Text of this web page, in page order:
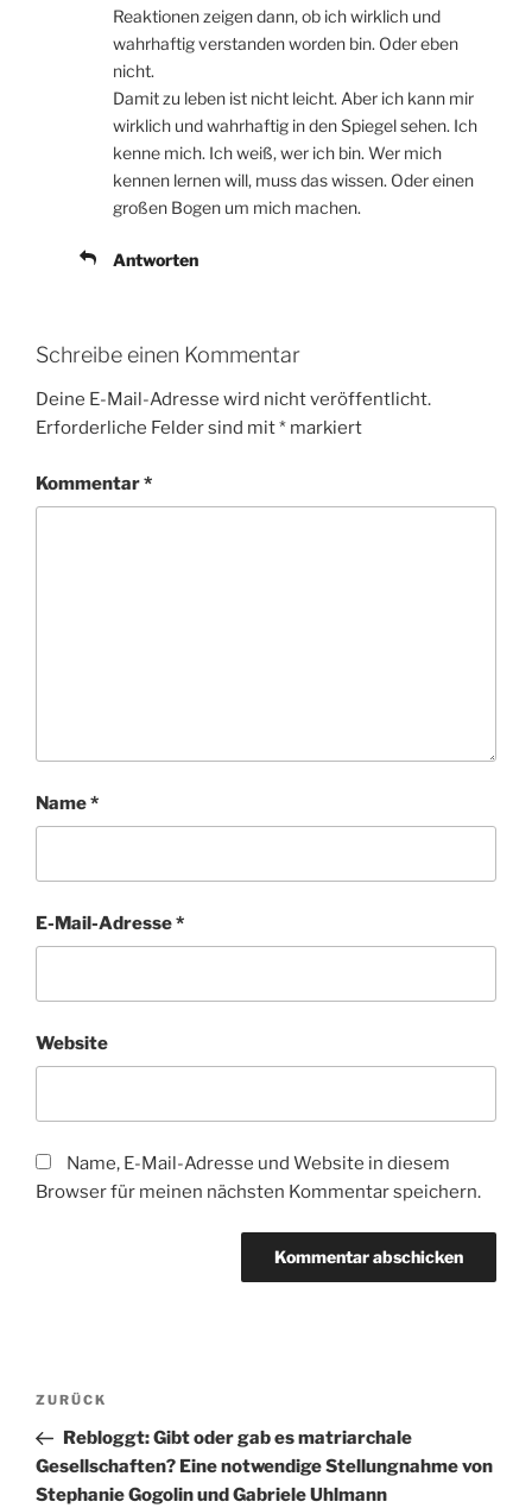
Reaktionen zeigen dann, ob ich wirklich und
wahrhaftig verstanden worden bin. Oder eben
nicht.
Damit zu leben ist nicht leicht. Aber ich kann mir
wirklich und wahrhaftig in den Spiegel sehen. Ich
kenne mich. Ich weiß, wer ich bin. Wer mich
kennen lernen will, muss das wissen. Oder einen
großen Bogen um mich machen.
Antworten
Schreibe einen Kommentar
Deine E-Mail-Adresse wird nicht veröffentlicht.
Erforderliche Felder sind mit* markiert
Kommentar*
Name*
E-Mail-Adresse*
Website
Name, E-Mail-Adresse und Website in diesem
Browser für meinen nächsten Kommentar speichern.
Beitragsnavigation
Vorheriger
Beitrag
ZURÜCK
Rebloggt: Gibt oder gab es matriarchale
Gesellschaften? Eine notwendige Stellungnahme von
Stephanie Gogolin und Gabriele Uhlmann